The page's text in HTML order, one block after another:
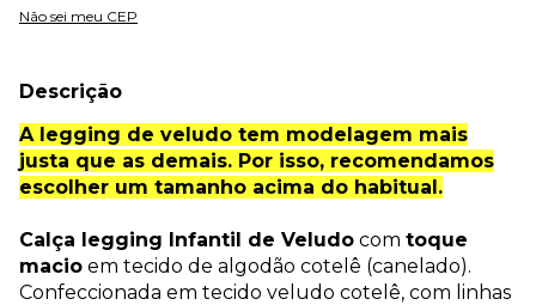
Não sei meu CEP
Descrição
A legging de veludo tem modelagem mais
justa que as demais. Por isso, recomendamos
escolher um tamanho acima do habitual.
Calça legging Infantil de Veludo com toque
macio em tecido de algodão cotelê (canelado).
Confeccionada em tecido veludo cotelê, com linhas